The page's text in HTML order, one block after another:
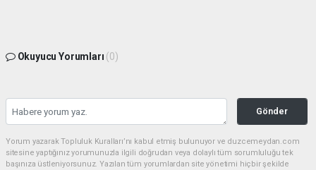
Okuyucu Yorumları (0)
Gönder
Yorum yazarak Topluluk Kuralları’nı kabul etmiş bulunuyor ve duzcemeydan.com
sitesine yaptığınız yorumunuzla ilgili doğrudan veya dolaylı tüm sorumluluğu tek
başınıza üstleniyorsunuz. Yazılan tüm yorumlardan site yönetimi hiçbir şekilde